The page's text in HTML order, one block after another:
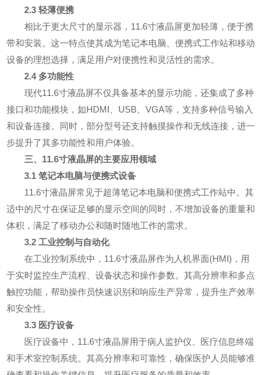
2.3 轻薄便携
相比于更大尺寸的显示器，11.6寸液晶屏更加轻薄，便于携
带和安装。这一特点使其成为笔记本电脑、便携式工作站和移动
设备的理想选择，满足用户对便携性和灵活性的需求。
2.4 多功能性
现代11.6寸液晶屏不仅具备基本的显示功能，还集成了多种
接口和功能模块，如HDMI、USB、VGA等，支持多种信号输入
和设备连接。同时，部分型号还支持触摸操作和无线连接，进一
步提升了其多功能性和用户体验。
三、11.6寸液晶屏的主要应用领域
3.1 笔记本电脑与便携式设备
11.6寸液晶屏常见于超薄笔记本电脑和便携式工作站中。其
适中的尺寸在保证足够的显示空间的同时，不增加设备的重量和
体积，满足了移动办公和随时随地工作的需求。
3.2 工业控制与自动化
在工业控制系统中，11.6寸液晶屏作为人机界面(HMI)，用
于实时监控生产流程、设备状态和操作参数。其高分辨率和多点
触控功能，帮助操作员快速识别和响应生产异常，提升生产效率
和安全性。
3.3 医疗设备
医疗设备中，11.6寸液晶屏用于病人监护仪、医疗信息终端
和手术室控制系统。其高分辨率和可靠性，确保医护人员能够准